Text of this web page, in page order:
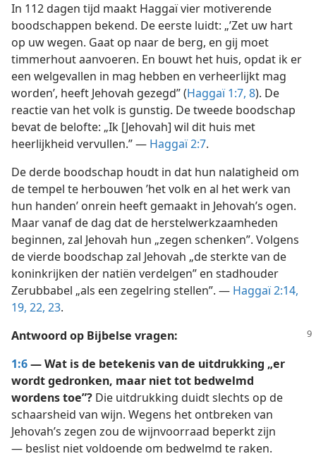
In 112 dagen tijd maakt Haggaï vier motiverende
boodschappen bekend. De eerste luidt: „’Zet uw hart
op uw wegen. Gaat op naar de berg, en gij moet
timmerhout aanvoeren. En bouwt het huis, opdat ik er
een welgevallen in mag hebben en verheerlijkt mag
worden’, heeft Jehovah gezegd” (Haggaï 1:7, 8). De
reactie van het volk is gunstig. De tweede boodschap
bevat de belofte: „Ik [Jehovah] wil dit huis met
heerlijkheid vervullen.” — Haggaï 2:7.
De derde boodschap houdt in dat hun nalatigheid om
de tempel te herbouwen ’het volk en al het werk van
hun handen’ onrein heeft gemaakt in Jehovah’s ogen.
Maar vanaf de dag dat de herstelwerkzaamheden
beginnen, zal Jehovah hun „zegen schenken”. Volgens
de vierde boodschap zal Jehovah „de sterkte van de
koninkrijken der natiën verdelgen” en stadhouder
Zerubbabel „als een zegelring stellen”. — Haggaï 2:14,
19, 22, 23.
Antwoord op Bijbelse vragen:
1:6— Wat is de betekenis van de uitdrukking „er
wordt gedronken, maar niet tot bedwelmd
wordens toe”? Die uitdrukking duidt slechts op de
schaarsheid van wijn. Wegens het ontbreken van
Jehovah’s zegen zou de wijnvoorraad beperkt zijn
— beslist niet voldoende om bedwelmd te raken.